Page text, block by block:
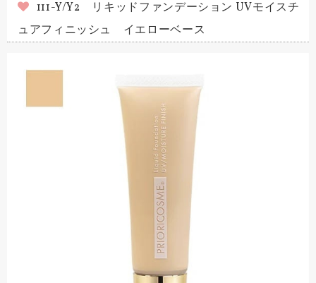
111-Y/Y2 リキッドファンデーション UVモイスチ
ュアフィニッシュ イエローベース